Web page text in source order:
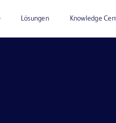
Lösungen Knowledge